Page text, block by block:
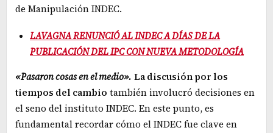
de Manipulación INDEC.
LAVAGNA RENUNCIÓ AL INDEC A DÍAS DE LA
PUBLICACIÓN DEL IPC CON NUEVA METODOLOGÍA
«Pasaron cosas en el medio». La discusión por los
tiempos del cambio también involucró decisiones en
el seno del instituto INDEC. En este punto, es
fundamental recordar cómo el INDEC fue clave en